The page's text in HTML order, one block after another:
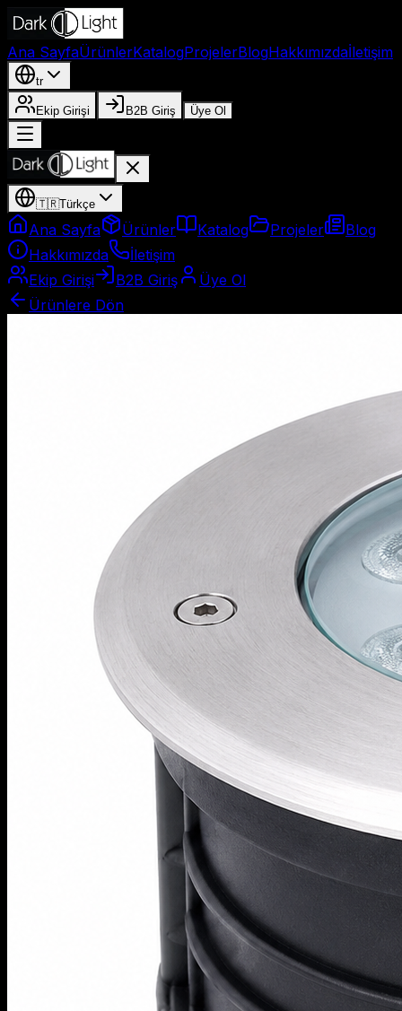
Ana SayfaÜrünlerKatalogProjelerBlogHakkımızdaİletişim
tr
Ekip Girişi B2B Giriş Üye Ol
🇹🇷Türkçe
Ana Sayfa Ürünler Katalog Projeler
Blog
Hakkımızda
İletişim
Ekip Girişi
B2B Giriş
Üye Ol
Ürünlere Dön